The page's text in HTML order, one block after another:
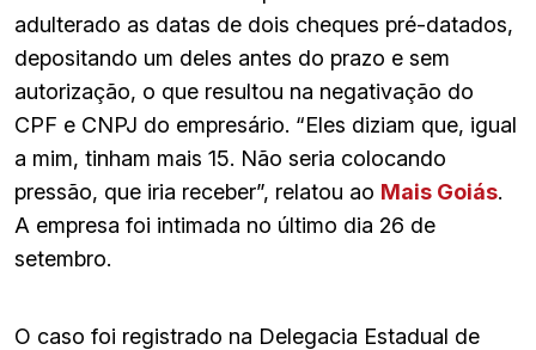
adulterado as datas de dois cheques pré-datados,
depositando um deles antes do prazo e sem
autorização, o que resultou na negativação do
CPF e CNPJ do empresário. “Eles diziam que, igual
a mim, tinham mais 15. Não seria colocando
pressão, que iria receber”, relatou ao Mais Goiás.
A empresa foi intimada no último dia 26 de
setembro.
O caso foi registrado na Delegacia Estadual de